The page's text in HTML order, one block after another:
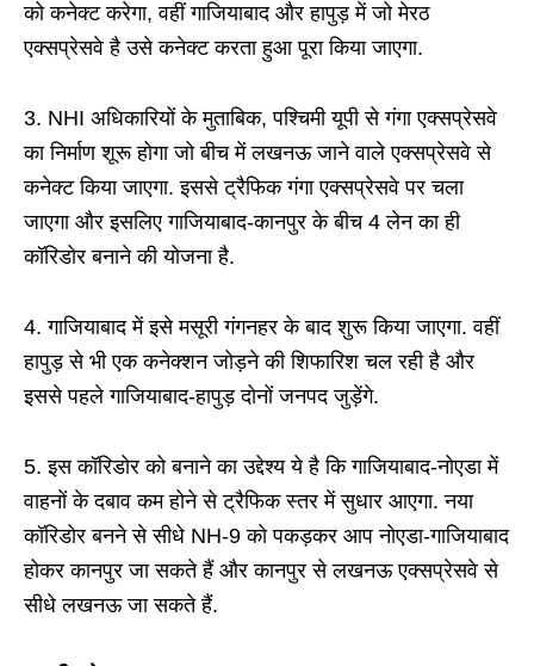
को कनेक्ट करेगा, वहीं गाजियाबाद और हापुड़ में जो मेरठ
एक्सप्रेसवे है उसे कनेक्ट करता हुआ पूरा किया जाएगा.
3. NHI अधिकारियों के मुताबिक, पश्चिमी यूपी से गंगा एक्सप्रेसवे
का निर्माण शूरू होगा जो बीच में लखनऊ जाने वाले एक्सप्रेसवे से
कनेक्ट किया जाएगा. इससे ट्रैफिक गंगा एक्सप्रेसवे पर चला
जाएगा और इसलिए गाजियाबाद-कानपुर के बीच 4 लेन का ही
कॉरिडोर बनाने की योजना है.
4. गाजियाबाद में इसे मसूरी गंगनहर के बाद शुरू किया जाएगा. वहीं
हापुड़ से भी एक कनेक्शन जोड़ने की शिफारिश चल रही है और
इससे पहले गाजियाबाद-हापुड़ दोनों जनपद जुड़ेंगे.
5. इस कॉरिडोर को बनाने का उद्देश्य ये है कि गाजियाबाद-नोएडा में
वाहनों के दबाव कम होने से ट्रैफिक स्तर में सुधार आएगा. नया
कॉरिडोर बनने से सीधे NH-9 को पकड़कर आप नोएडा-गाजियाबाद
होकर कानपुर जा सकते हैं और कानपुर से लखनऊ एक्सप्रेसवे से
सीधे लखनऊ जा सकते हैं.